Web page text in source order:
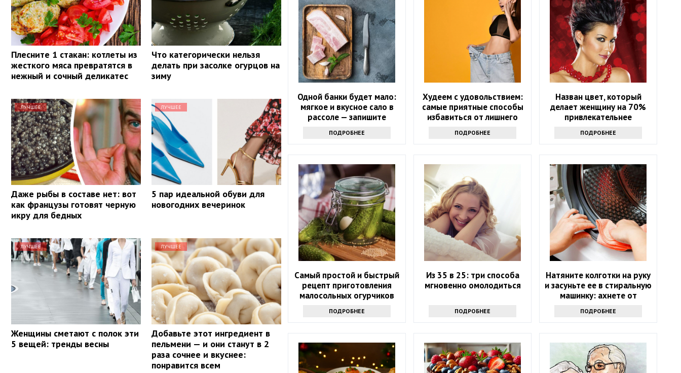
Плесните 1 стакан: котлеты из
жесткого мяса превратятся в
нежный и сочный деликатес
Что категорически нельзя
делать при засолке огурцов на
зиму
ЛУЧШЕЕ
Даже рыбы в составе нет: вот
как французы готовят черную
икру для бедных
ЛУЧШЕЕ
5 пар идеальной обуви для
новогодних вечеринок
ЛУЧШЕЕ
Женщины сметают с полок эти
5 вещей: тренды весны
ЛУЧШЕЕ
Добавьте этот ингредиент в
пельмени — и они станут в 2
раза сочнее и вкуснее:
понравится всем
Одной банки будет мало:
мягкое и вкусное сало в
рассоле — запишите
ПОДРОБНЕЕ
Худеем с удовольствием:
самые приятные способы
избавиться от лишнего
ПОДРОБНЕЕ
Назван цвет, который
делает женщину на 70%
привлекательнее
ПОДРОБНЕЕ
Самый простой и быстрый
рецепт приготовления
малосольных огурчиков
ПОДРОБНЕЕ
Из 35 в 25: три способа
мгновенно омолодиться
ПОДРОБНЕЕ
Натяните колготки на руку
и засуньте ее в стиральную
машинку: ахнете от
ПОДРОБНЕЕ